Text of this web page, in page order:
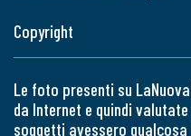
Copyright
Le foto presenti su
da Internet e quindi
soggetti avessero